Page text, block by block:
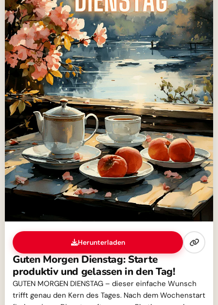
Herunterladen
Guten Morgen Dienstag: Starte
produktiv und gelassen in den Tag!
GUTEN MORGEN DIENSTAG – dieser einfache Wunsch
trifft genau den Kern des Tages. Nach dem Wochenstart